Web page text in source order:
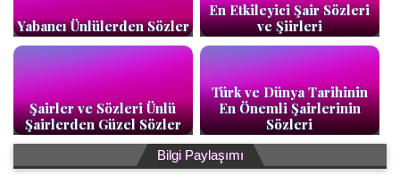
Yabancı Ünlülerden Sözler
En Etkileyici Şair Sözleri
ve Şiirleri
Şairler ve Sözleri Ünlü
Şairlerden Güzel Sözler
Türk ve Dünya Tarihinin
En Önemli Şairlerinin
Sözleri
Bilgi Paylaşımı